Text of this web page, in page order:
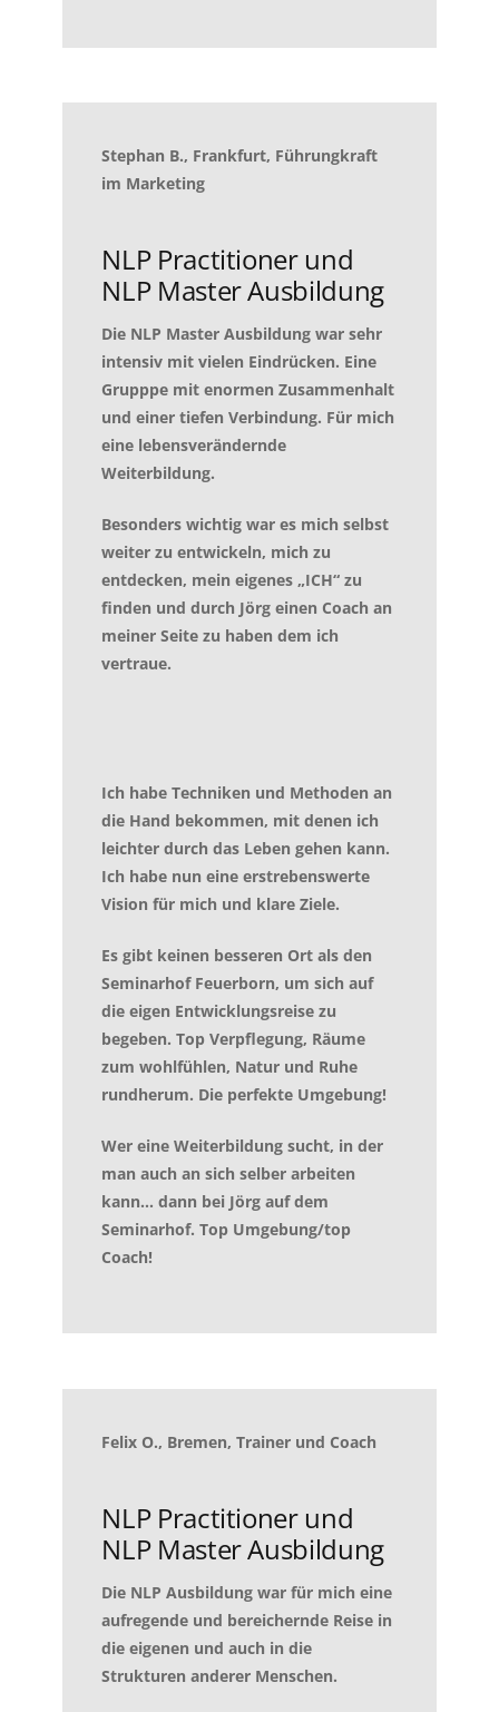
Stephan B., Frankfurt, Führungkraft
im Marketing
NLP Practitioner und
NLP Master Ausbildung
Die NLP Master Ausbildung war sehr
intensiv mit vielen Eindrücken. Eine
Grupppe mit enormen Zusammenhalt
und einer tiefen Verbindung. Für mich
eine lebensverändernde
Weiterbildung.
Besonders wichtig war es mich selbst
weiter zu entwickeln, mich zu
entdecken, mein eigenes „ICH“ zu
finden und durch Jörg einen Coach an
meiner Seite zu haben dem ich
vertraue.
Ich habe Techniken und Methoden an
die Hand bekommen, mit denen ich
leichter durch das Leben gehen kann.
Ich habe nun eine erstrebenswerte
Vision für mich und klare Ziele.
Es gibt keinen besseren Ort als den
Seminarhof Feuerborn, um sich auf
die eigen Entwicklungsreise zu
begeben. Top Verpflegung, Räume
zum wohlfühlen, Natur und Ruhe
rundherum. Die perfekte Umgebung!
Wer eine Weiterbildung sucht, in der
man auch an sich selber arbeiten
kann… dann bei Jörg auf dem
Seminarhof. Top Umgebung/top
Coach!
Felix O., Bremen, Trainer und Coach
NLP Practitioner und
NLP Master Ausbildung
Die NLP Ausbildung war für mich eine
aufregende und bereichernde Reise in
die eigenen und auch in die
Strukturen anderer Menschen.